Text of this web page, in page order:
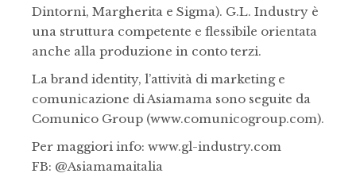
Dintorni, Margherita e Sigma). G.L. Industry è
una struttura competente e flessibile orientata
anche alla produzione in conto terzi.
La brand identity, l’attività di marketing e
comunicazione di Asiamama sono seguite da
Comunico Group (www.comunicogroup.com).
Per maggiori info: www.gl-industry.com
FB: @Asiamamaitalia